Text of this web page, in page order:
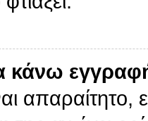
κάνω
απαραίτητο,